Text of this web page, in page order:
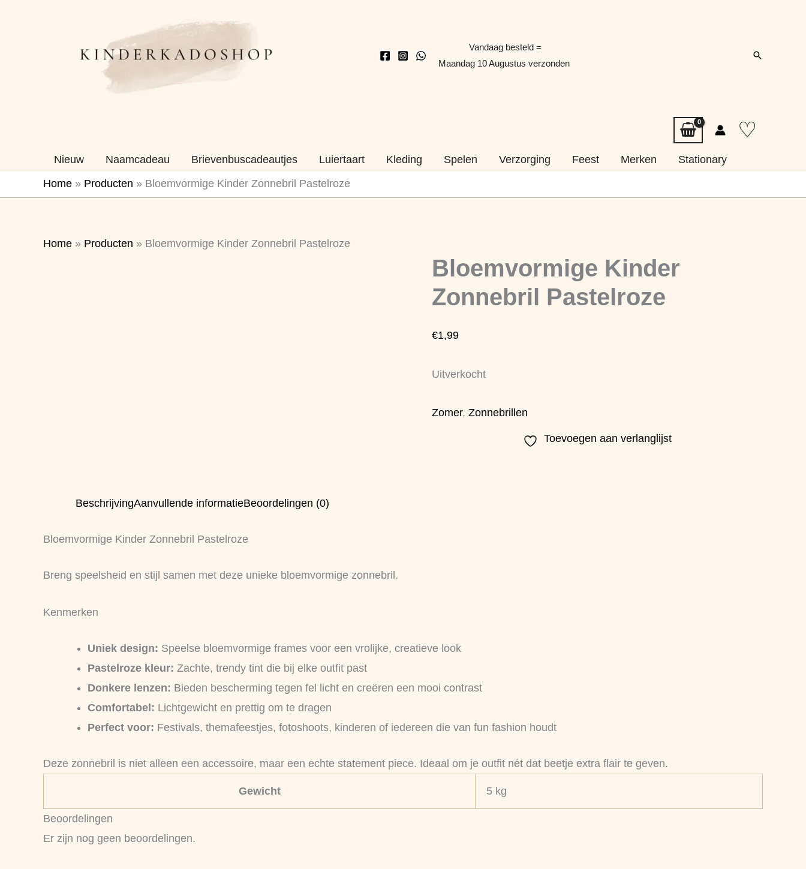
Vandaag besteld =
Maandag 10 Augustus verzonden
Zoeken
♡
Nieuw Naamcadeau Brievenbuscadeautjes Luiertaart Kleding Spelen Verzorging Feest Merken
Stationary
Home » Producten » Bloemvormige Kinder Zonnebril Pastelroze
Home » Producten » Bloemvormige Kinder Zonnebril Pastelroze
Bloemvormige Kinder
Zonnebril Pastelroze
€1,99
Uitverkocht
Zomer, Zonnebrillen
Toevoegen aan verlanglijst
BeschrijvingAanvullende informatieBeoordelingen (0)
Bloemvormige Kinder Zonnebril Pastelroze
Breng speelsheid en stijl samen met deze unieke bloemvormige zonnebril.
Kenmerken
Uniek design: Speelse bloemvormige frames voor een vrolijke, creatieve look
Pastelroze kleur: Zachte, trendy tint die bij elke outfit past
Donkere lenzen: Bieden bescherming tegen fel licht en creëren een mooi contrast
Comfortabel: Lichtgewicht en prettig om te dragen
Perfect voor: Festivals, themafeestjes, fotoshoots, kinderen of iedereen die van fun fashion houdt
Deze zonnebril is niet alleen een accessoire, maar een echte statement piece. Ideaal om je outfit nét dat beetje extra flair te geven.
Gewicht 5 kg
Beoordelingen
Er zijn nog geen beoordelingen.